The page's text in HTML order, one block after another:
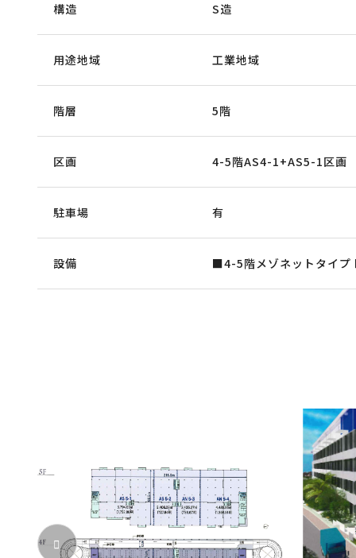
構造 S造
用途地域 工業地域
階層 5階
区画 4-5階AS4-1+AS5-1区画
駐車場 有
設備 ■4-5階メゾネットタイ